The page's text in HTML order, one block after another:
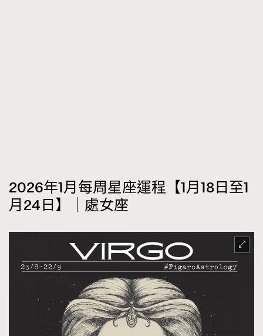
2026年1月每周星座運程【1月18日至1
月24日】｜處女座